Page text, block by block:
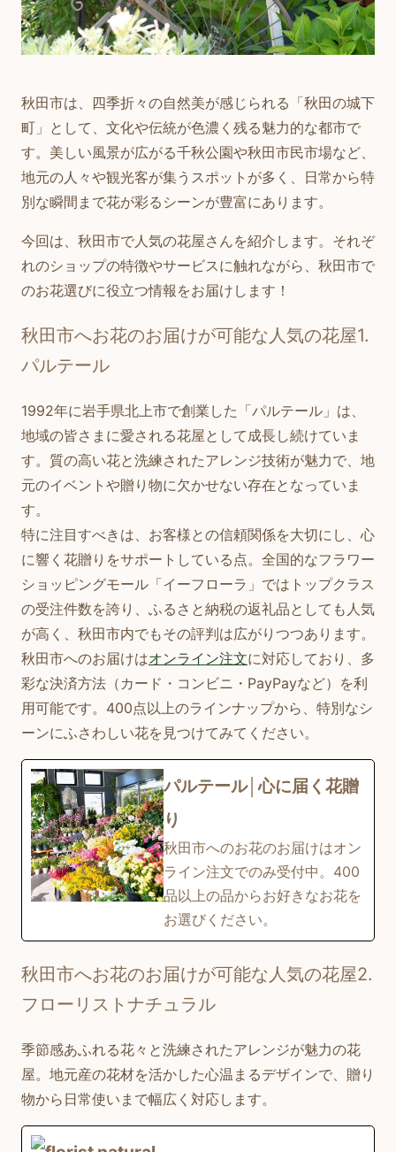
秋田市は、四季折々の自然美が感じられる「秋田の城下
町」として、文化や伝統が色濃く残る魅力的な都市で
す。美しい風景が広がる千秋公園や秋田市民市場など、
地元の人々や観光客が集うスポットが多く、日常から特
別な瞬間まで花が彩るシーンが豊富にあります。
今回は、秋田市で人気の花屋さんを紹介します。それぞ
れのショップの特徴やサービスに触れながら、秋田市で
のお花選びに役立つ情報をお届けします！
秋田市へお花のお届けが可能な人気の花屋1.
パルテール
1992年に岩手県北上市で創業した「パルテール」は、
地域の皆さまに愛される花屋として成長し続けていま
す。質の高い花と洗練されたアレンジ技術が魅力で、地
元のイベントや贈り物に欠かせない存在となっていま
す。
特に注目すべきは、お客様との信頼関係を大切にし、心
に響く花贈りをサポートしている点。全国的なフラワー
ショッピングモール「イーフローラ」ではトップクラス
の受注件数を誇り、ふるさと納税の返礼品としても人気
が高く、秋田市内でもその評判は広がりつつあります。
秋田市へのお届けはオンライン注文に対応しており、多
彩な決済方法（カード・コンビニ・PayPayなど）を利
用可能です。400点以上のラインナップから、特別なシ
ーンにふさわしい花を見つけてみてください。
パルテール│心に届く花贈
り
秋田市へのお花のお届けはオン
ライン注文でのみ受付中。400
品以上の品からお好きなお花を
お選びください。
秋田市へお花のお届けが可能な人気の花屋2.
フローリストナチュラル
季節感あふれる花々と洗練されたアレンジが魅力の花
屋。地元産の花材を活かした心温まるデザインで、贈り
物から日常使いまで幅広く対応します。